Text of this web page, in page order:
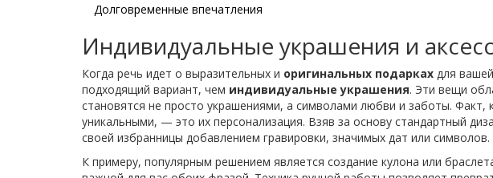
Долговременные впечатления
Индивидуальные украшения и
Когда речь идет о выразительных и оригинальных подарках для
подходящий вариант, чем индивидуальные украшения. Эти вещи
становятся не просто украшениями, а символами любви и заботы. Факт,
уникальными, — это их персонализация. Взяв за основу стандартный
своей избранницы добавлением гравировки, значимых дат или символов.
К примеру, популярным решением является создание кулона или